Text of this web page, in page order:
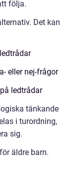
följa.
Det kan
eller nej-frågor
ledtrådar
tänkande
i turordning,
sig.
äldre barn.